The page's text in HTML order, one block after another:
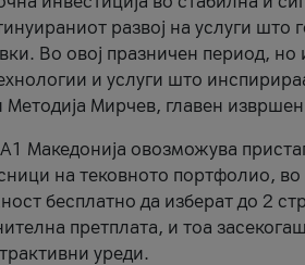
развој на услуги што
Во овој празничен период, но
и услуги што
Методија Мирчев, главен
Македонија овозможува
на тековното портфолио,
бесплатно да изберат до 2
претплата, и тоа
уреди.